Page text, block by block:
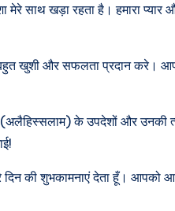
साथ खड़ा रहता है। हमारा प्यार
खुशी और सफलता प्रदान करे।
(अलैहिस्सलाम) के उपदेशों और उनकी
की शुभकामनाएं देता हूँ। आपको